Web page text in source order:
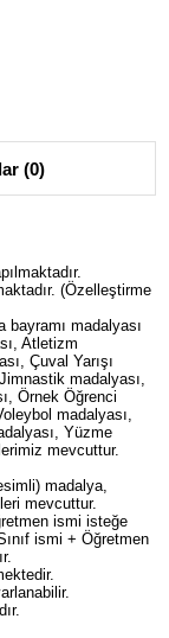
(0)
(Özelleştirme
bayramı madalyası
Atletizm
Çuval Yarışı
madalyası,
Örnek Öğrenci
madalyası,
Yüzme
mevcuttur.
madalya,
mevcuttur.
ismi isteğe
ismi + Öğretmen